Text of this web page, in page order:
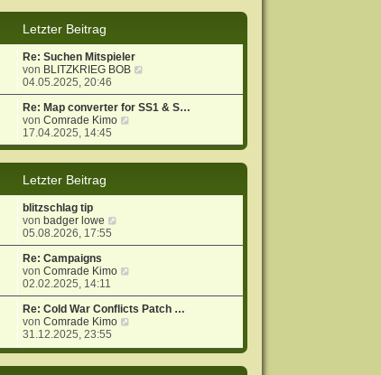
a
g
e
i
t
r
a
g
e
r
B
i
t
g
Letzter Beitrag
Re: Suchen Mitspieler
von BLITZKRIEG BOB
u
e
e
i
g
04.05.2025, 20:46
Re: Map converter for SS1 & S…
vonComrade Kimo
u
e
i
g
17.04.2025, 14:45
Letzter Beitrag
blitzschlag tip
von badger lowe
u
s
e
r
B
i
05.08.2026, 17:55
Re: Campaigns
vonComrade Kimo
u
e
e
02.02.2025, 14:11
Re: Cold War Conflicts Patch …
vonComrade Kimo
u
31.12.2025, 23:55